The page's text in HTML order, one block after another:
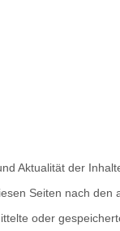
Aktualität der
Seiten nach den
oder